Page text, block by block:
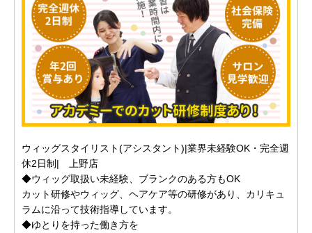
ウィッグスタイリスト(アシスタント)|業界未経験OK・完全週
休2日制| 上野店
◆ウィッグ取扱い未経験、ブランクのある方もOK
カット研修やウィッグ、ヘアケア等の研修があり、カリキュ
ラムに沿って技術指導しています。
◆ゆとりを持った働き方を